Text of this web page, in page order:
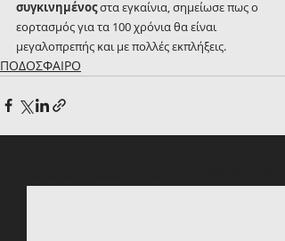
συγκινημένος στα εγκαίνια, σημείωσε πως ο
εορτασμός για τα 100 χρόνια θα είναι
μεγαλοπρεπής και με πολλές εκπλήξεις.
ΠΟΔΟΣΦΑΙΡΟ